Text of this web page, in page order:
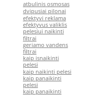
atbulinis osmosas
dvipusiai pilonai
efektyvi reklama
efektyvus valiklis
pelesiui naikinti
filtrai
geriamo vandens
filtrai
kaip isnaikinti
pelesi
kaip naikinti pelesi
kaip panaikinti
pelesi
kaip panaikinti